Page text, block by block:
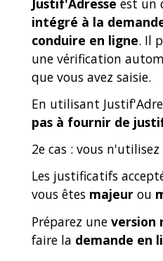
intégré à la
conduire en ligne. Il
une vérification
que vous avez saisie.
En utilisant
pas à fournir de
2e cas : vous
Les justificatifs
vous êtes majeur ou
Préparez une version
faire la demande en